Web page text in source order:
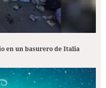
en un basurero de Italia